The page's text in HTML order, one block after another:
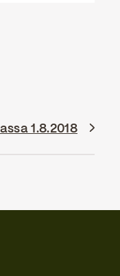
1.8.2018